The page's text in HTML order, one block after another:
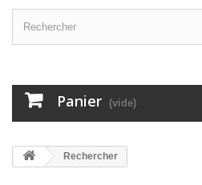
Panier (vide)
Rechercher